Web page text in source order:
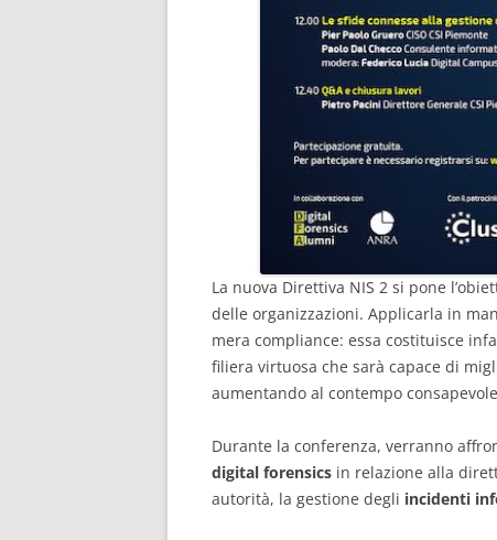
La nuova Direttiva NIS 2 si pone
delle organizzazioni. Applicarla in
mera compliance: essa costituisce
filiera virtuosa che sarà capace di
aumentando al contempo
Durante la conferenza, verranno
digital forensics in relazione alla
autorità, la gestione degli incidenti